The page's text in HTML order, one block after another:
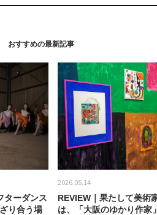
おすすめの最新記事
ターダンス
り合う場
2026.05.14
REVIEW｜果たして美術
は、「大阪のゆかり作家